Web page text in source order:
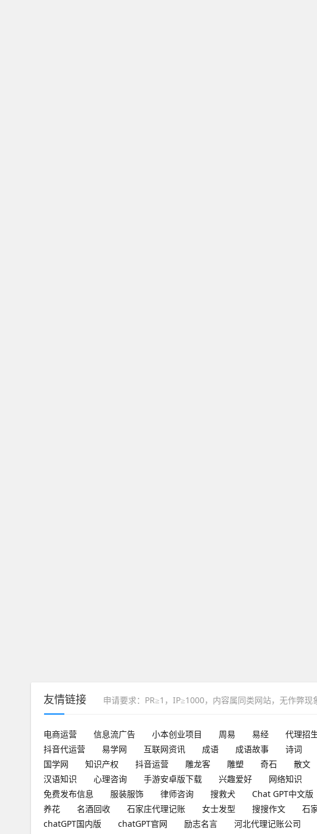
友情链接 申请要求：PR≥1，IP≥1000，内容属同类网站，无作弊现
电商运营 信息流广告 小本创业项目 周易 易经 代理招
抖音代运营
易学网 互联网资讯 成语 成语故事 诗词
国学网
知识产权 抖音运营 雕龙客 雕塑 奇石 散文
汉语知识
心理咨询 手游安卓版下载 兴趣爱好 网络知识
免费发布信息
服装服饰 律师咨询 搜救犬 Chat GPT中文版
养花
名酒回收 石家庄代理记账 女士发型 搜搜作文 石
chatGPT国内版
chatGPT官网 励志名言 河北代理记账公司